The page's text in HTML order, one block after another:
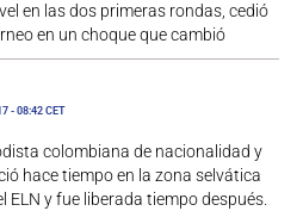
en las dos primeras rondas, cedió
en un choque que cambió
- 08:42 CET
colombiana de nacionalidad y
hace tiempo en la zona selvática
y fue liberada tiempo después.